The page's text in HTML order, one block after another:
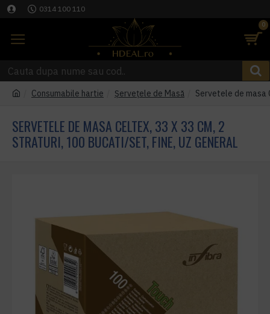
0314 100 110
0
Consumabile hartie Șervețele de Masă Servetele de masa
SERVETELE DE MASA CELTEX, 33 X 33 CM, 2
STRATURI, 100 BUCATI/SET, FINE, UZ GENERAL